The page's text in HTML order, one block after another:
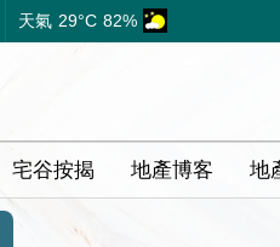
天氣 29°C 82%
宅谷按揭 地產博客 地